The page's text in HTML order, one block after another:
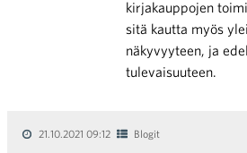
kirjakauppojen
sitä kautta myös
näkyvyyteen, ja
tulevaisuuteen.
21.10.2021 09:12 Blogit